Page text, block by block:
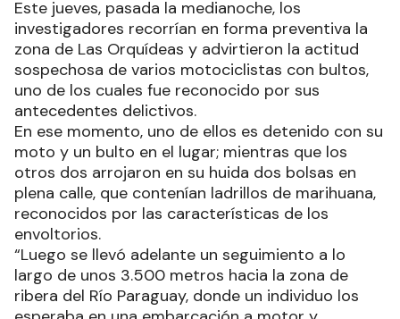
Este jueves, pasada la medianoche, los
investigadores recorrían en forma preventiva la
zona de Las Orquídeas y advirtieron la actitud
sospechosa de varios motociclistas con bultos,
uno de los cuales fue reconocido por sus
antecedentes delictivos.
En ese momento, uno de ellos es detenido con su
moto y un bulto en el lugar; mientras que los
otros dos arrojaron en su huida dos bolsas en
plena calle, que contenían ladrillos de marihuana,
reconocidos por las características de los
envoltorios.
“Luego se llevó adelante un seguimiento a lo
largo de unos 3.500 metros hacia la zona de
ribera del Río Paraguay, donde un individuo los